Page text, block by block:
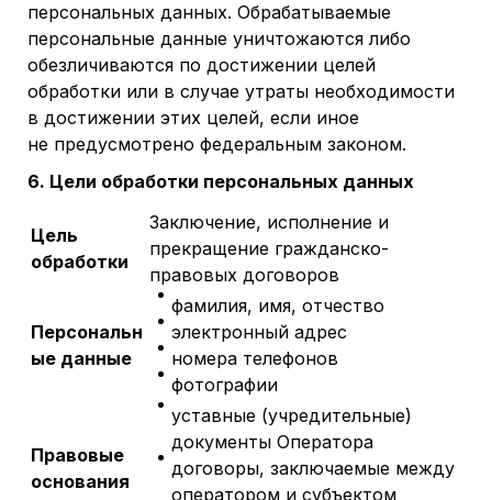
персональных данных. Обрабатываемые
персональные данные уничтожаются либо
обезличиваются по достижении целей
обработки или в случае утраты необходимости
в достижении этих целей, если иное
не предусмотрено федеральным законом.
6. Цели обработки персональных данных
Цель
обработки
Заключение, исполнение и
прекращение гражданско-
правовых договоров
Персональн
ые данные
фамилия, имя, отчество
электронный адрес
номера телефонов
фотографии
Правовые
основания
уставные (учредительные)
документы Оператора
договоры, заключаемые между
оператором и субъектом